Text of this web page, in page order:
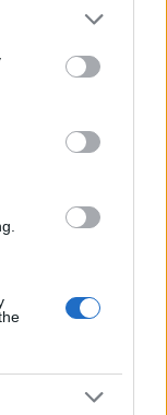
or more Google
You may click to
party tags to
in below Google